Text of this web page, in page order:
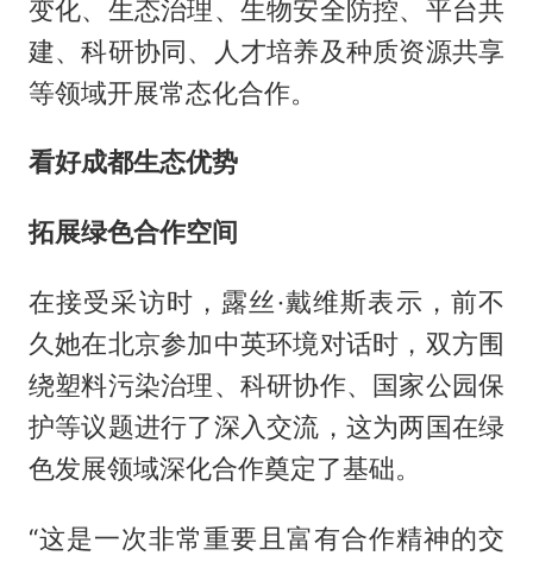
变化、生态治理、生物安全防控、平台共
建、科研协同、人才培养及种质资源共享
等领域开展常态化合作。
看好成都生态优势
拓展绿色合作空间
在接受采访时，露丝·戴维斯表示，前不
久她在北京参加中英环境对话时，双方围
绕塑料污染治理、科研协作、国家公园保
护等议题进行了深入交流，这为两国在绿
色发展领域深化合作奠定了基础。
“这是一次非常重要且富有合作精神的交